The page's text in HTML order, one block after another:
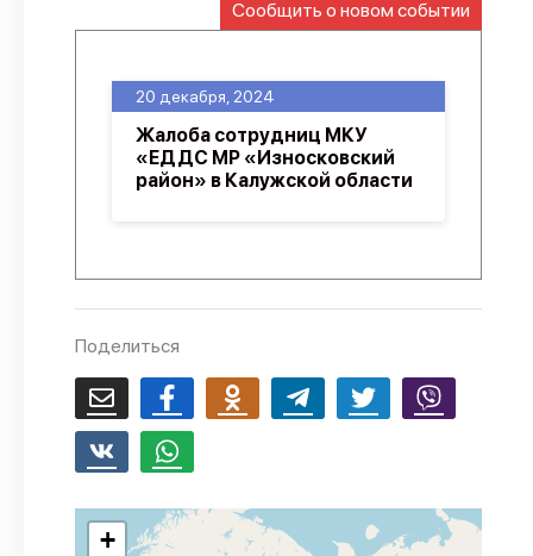
О проекте
Сообщить о новом событии
20 декабря, 2024
Жалоба сотрудниц МКУ
«ЕДДС МР «Износковский
район» в Калужской области
Поделиться
+